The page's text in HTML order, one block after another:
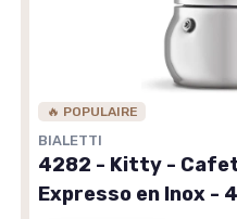
🔥 POPULAIRE
BIALETTI
4282 - Kitty -
Expresso en Inox -